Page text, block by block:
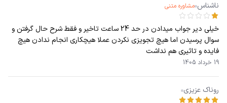
ناشناس مشاوره متنی
خیلی دیر جواب میدادن در حد 24 ساعت تاخیر و فقط شرح حال گرفتن و
سوال پرسیدن اما هیچ تجویزی نکردن عملا هیچکاری انجام ندادن هیچ
فایده و تاثیری هم نداشت
19 خرداد 1405
روناک عزیزی